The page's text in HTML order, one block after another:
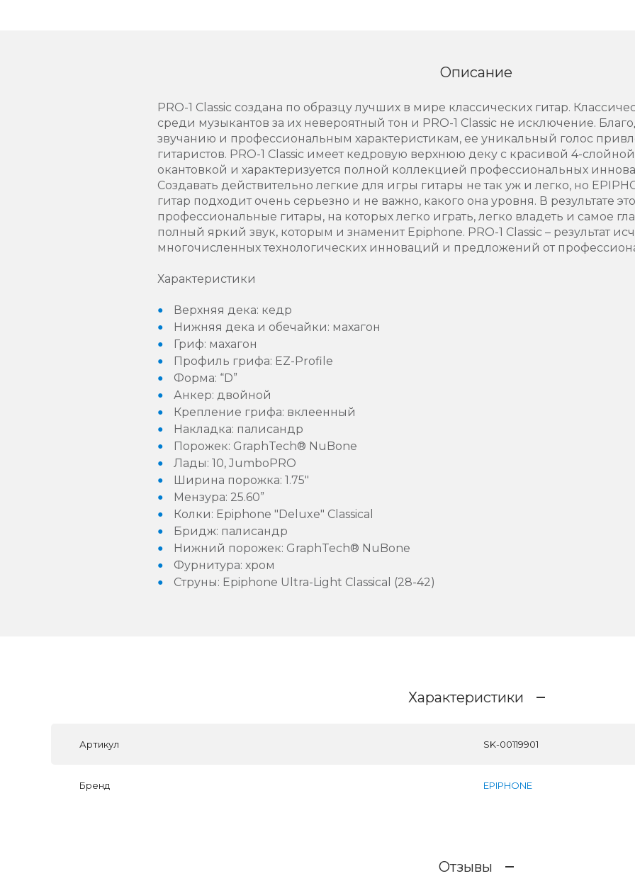
Описание
PRO-1 Classic создана по образцу лучших в мире классических гитар.
среди музыкантов за их невероятный тон и PRO-1 Classic не исключение.
звучанию и профессиональным характеристикам, ее уникальный голос
гитаристов. PRO-1 Classic имеет кедровую верхнюю деку с красивой 4-
окантовкой и характеризуется полной коллекцией профессиональных
Создавать действительно легкие для игры гитары не так уж и легко, но
гитар подходит очень серьезно и не важно, какого она уровня. В результате
профессиональные гитары, на которых легко играть, легко владеть и самое
полный яркий звук, которым и знаменит Epiphone. PRO-1 Classic – результат
многочисленных технологических инноваций и предложений от
Характеристики
Верхняя дека: кедр
Нижняя дека и обечайки: махагон
Гриф: махагон
Профиль грифа: EZ-Profile
Форма: “D”
Анкер: двойной
Крепление грифа: вклеенный
Накладка: палисандр
Порожек: GraphTech® NuBone
Лады: 10, JumboPRO
Ширина порожка: 1.75"
Мензура: 25.60”
Колки: Epiphone "Deluxe" Classical
Бридж: палисандр
Нижний порожек: GraphTech® NuBone
Фурнитура: хром
Струны: Epiphone Ultra-Light Classical (28-42)
Характеристики
Артикул SK-00119901
Бренд EPIPHONE
Отзывы